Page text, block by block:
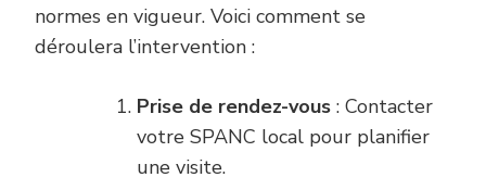
normes en vigueur. Voici comment se
déroulera l’intervention :
Prise de rendez-vous : Contacter
votre SPANC local pour planifier
une visite.